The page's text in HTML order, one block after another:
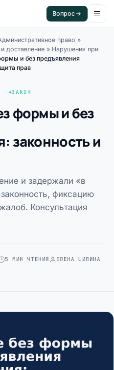
Вопрос
право »
доставление » Нарушения при
и без предъявления
прав
ЗАКОН
формы и без
законность и
и задержали «в
фиксацию
Консультация
5 МИН ЧТЕНИЯ
ЕЛЕНА ШИЛИНА